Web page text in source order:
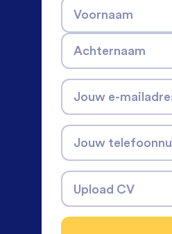
Voornaam
Achternaam
Jouw e-
Jouw
Upload CV